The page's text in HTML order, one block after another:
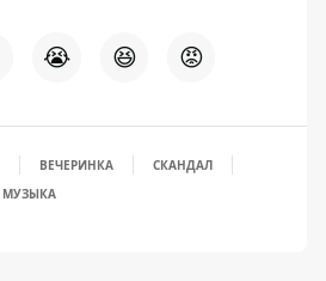
😭 😆 😡
ВЕЧЕРИНКА
СКАНДАЛ
МУЗЫКА